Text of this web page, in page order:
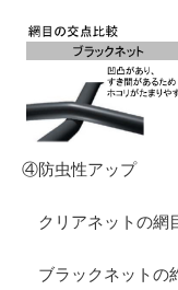
④防虫性アップ
クリアネットの網
ブラックネットの